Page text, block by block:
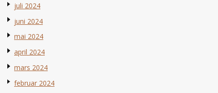
juli 2024
juni 2024
mai 2024
april 2024
mars 2024
februar 2024